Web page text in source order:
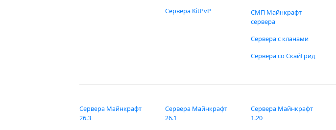
Сервера KitPvP
СМП Майнкрафт
сервера
Сервера с кланами
Сервера со СкайГрид
Сервера Майнкрафт
26.3
Сервера Майнкрафт
26.1
Сервера Майнкрафт
1.20